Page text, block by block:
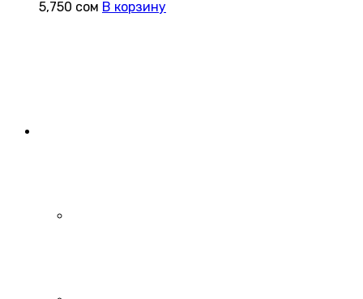
5,750 сом В корзину